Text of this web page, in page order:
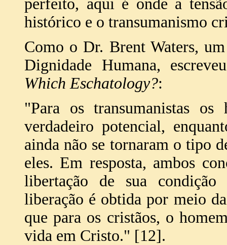
perfeito, aqui é onde a
histórico e o transumanismo
Como o Dr. Brent Waters,
Dignidade Humana,
Which Eschatology?:
"Para os transumanistas os
verdadeiro potencial,
ainda não se tornaram o tipo
eles. Em resposta, ambos
libertação de sua condição
liberação é obtida por meio
que para os cristãos, o
vida em Cristo." [12].